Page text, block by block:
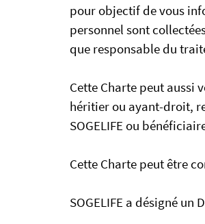
pour objectif de vous
personnel sont
que responsable du
Cette Charte peut aussi
héritier ou ayant-droit,
SOGELIFE ou
Cette Charte peut être
SOGELIFE a désigné